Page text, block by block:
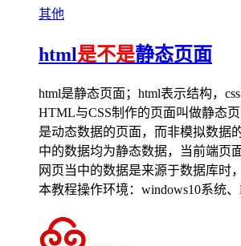
其他
html是不是静态页面
html是静态页面；html表示结构，
HTML与CSS制作的页面叫做静态
是动态数据的页面，而非模拟数据
中的数据均为静态数据，当前端页
网页当中的数据是来源于数据库时
本教程操作环境：windows10系统